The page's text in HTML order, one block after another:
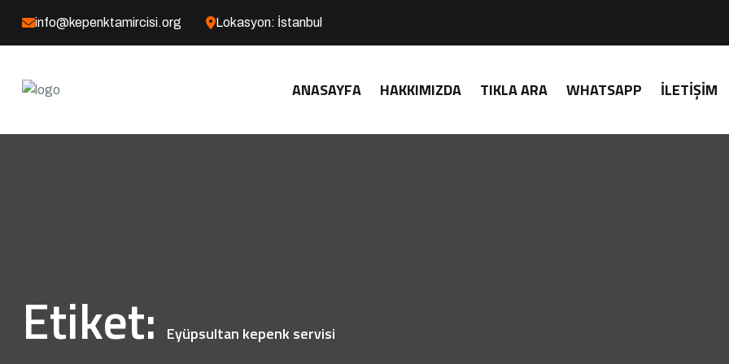
info@kepenktamircisi.org Lokasyon: İstanbul
ANASAYFA HAKKIMIZDA TIKLA ARA WHATSAPP İLETIŞIM
Etiket: Eyüpsultan kepenk servisi